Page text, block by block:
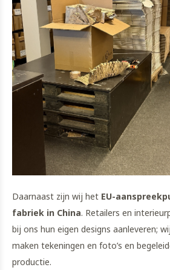
Daarnaast zijn wij het EU-
fabriek in China. Retailers en
bij ons hun eigen designs aanleveren;
maken tekeningen en foto’s en
productie.